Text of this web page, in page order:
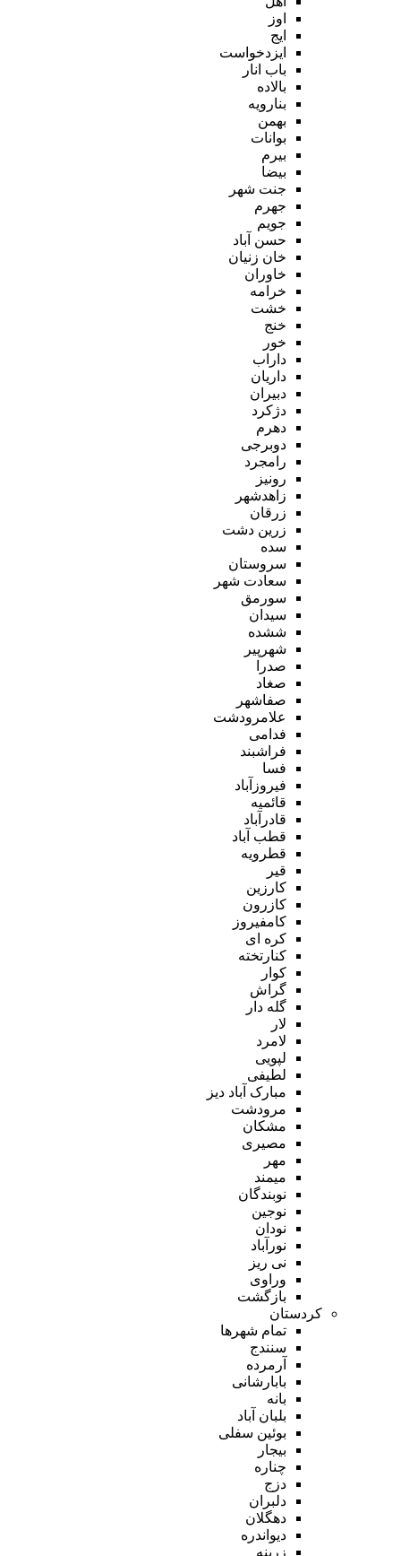
اوز
ایج
ایزدخواست
باب انار
بالاده
بنارویه
بهمن
بوانات
بیرم
بیضا
جنت شهر
جهرم
جویم
حسن آباد
خان زنیان
خاوران
خرامه
خشت
خنج
خور
داراب
داریان
دبیران
دژکرد
دهرم
دوبرجی
رامجرد
رونیز
زاهدشهر
زرقان
زرین دشت
سده
سروستان
سعادت شهر
سورمق
سیدان
ششده
شهرپیر
صدرا
صغاد
صفاشهر
علامرودشت
فدامی
فراشبند
فسا
فیروزآباد
قائمیه
قادرآباد
قطب آباد
قطرویه
قیر
کارزین
کازرون
کامفیروز
کره ای
کنارتخته
کوار
گراش
گله دار
لار
لامرد
لپویی
لطیفی
مبارک آباد دیز
مرودشت
مشکان
مصیری
مهر
میمند
نوبندگان
نوجین
نودان
نورآباد
نی ریز
وراوی
بازگشت
کردستان
تمام شهر‌ها
سنندج
آرمرده
بابارشانی
بانه
بلبان آباد
بوئین سفلی
بیجار
چناره
دزج
دلبران
دهگلان
دیواندره
زرینه